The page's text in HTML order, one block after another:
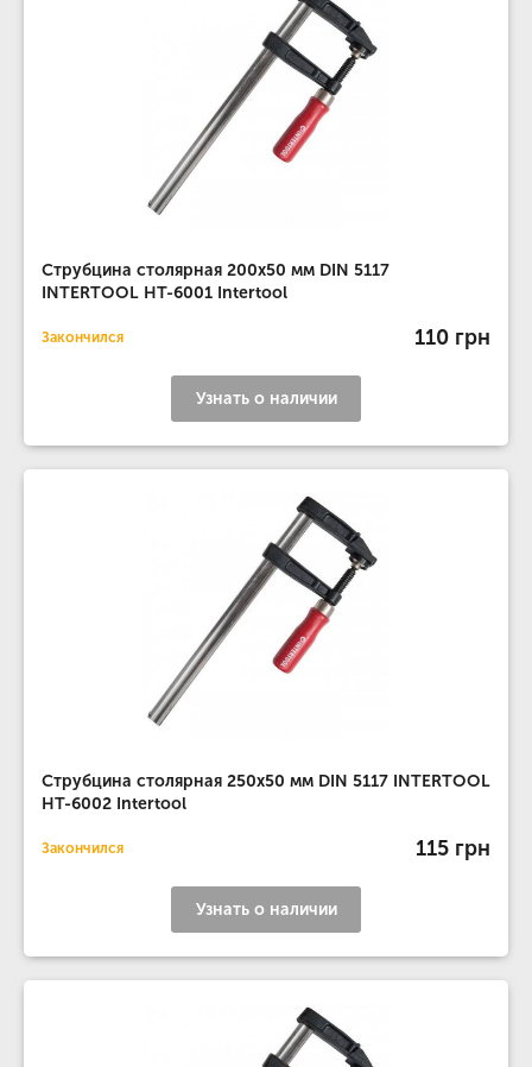
Струбцина столярная 200x50 мм DIN 5117
INTERTOOL HT-6001 Intertool
Закончился 110 грн
Узнать о наличии
Струбцина столярная 250x50 мм DIN 5117 INTERTOOL
HT-6002 Intertool
Закончился 115 грн
Узнать о наличии